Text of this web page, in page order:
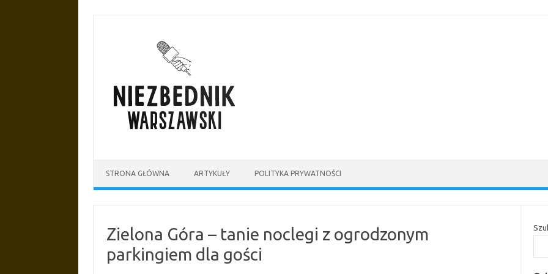
STRONA GŁÓWNA ARTYKUŁY POLITYKA PRYWATNOŚCI
Zielona Góra – tanie noclegi z ogrodzonym
parkingiem dla gości